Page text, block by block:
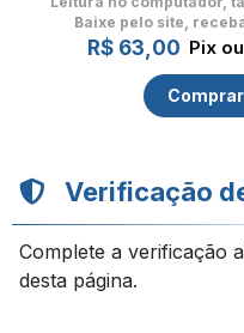
Baixe pelo site,
R$ 63,00 Pix
Verificação
Complete a verificação
desta página.